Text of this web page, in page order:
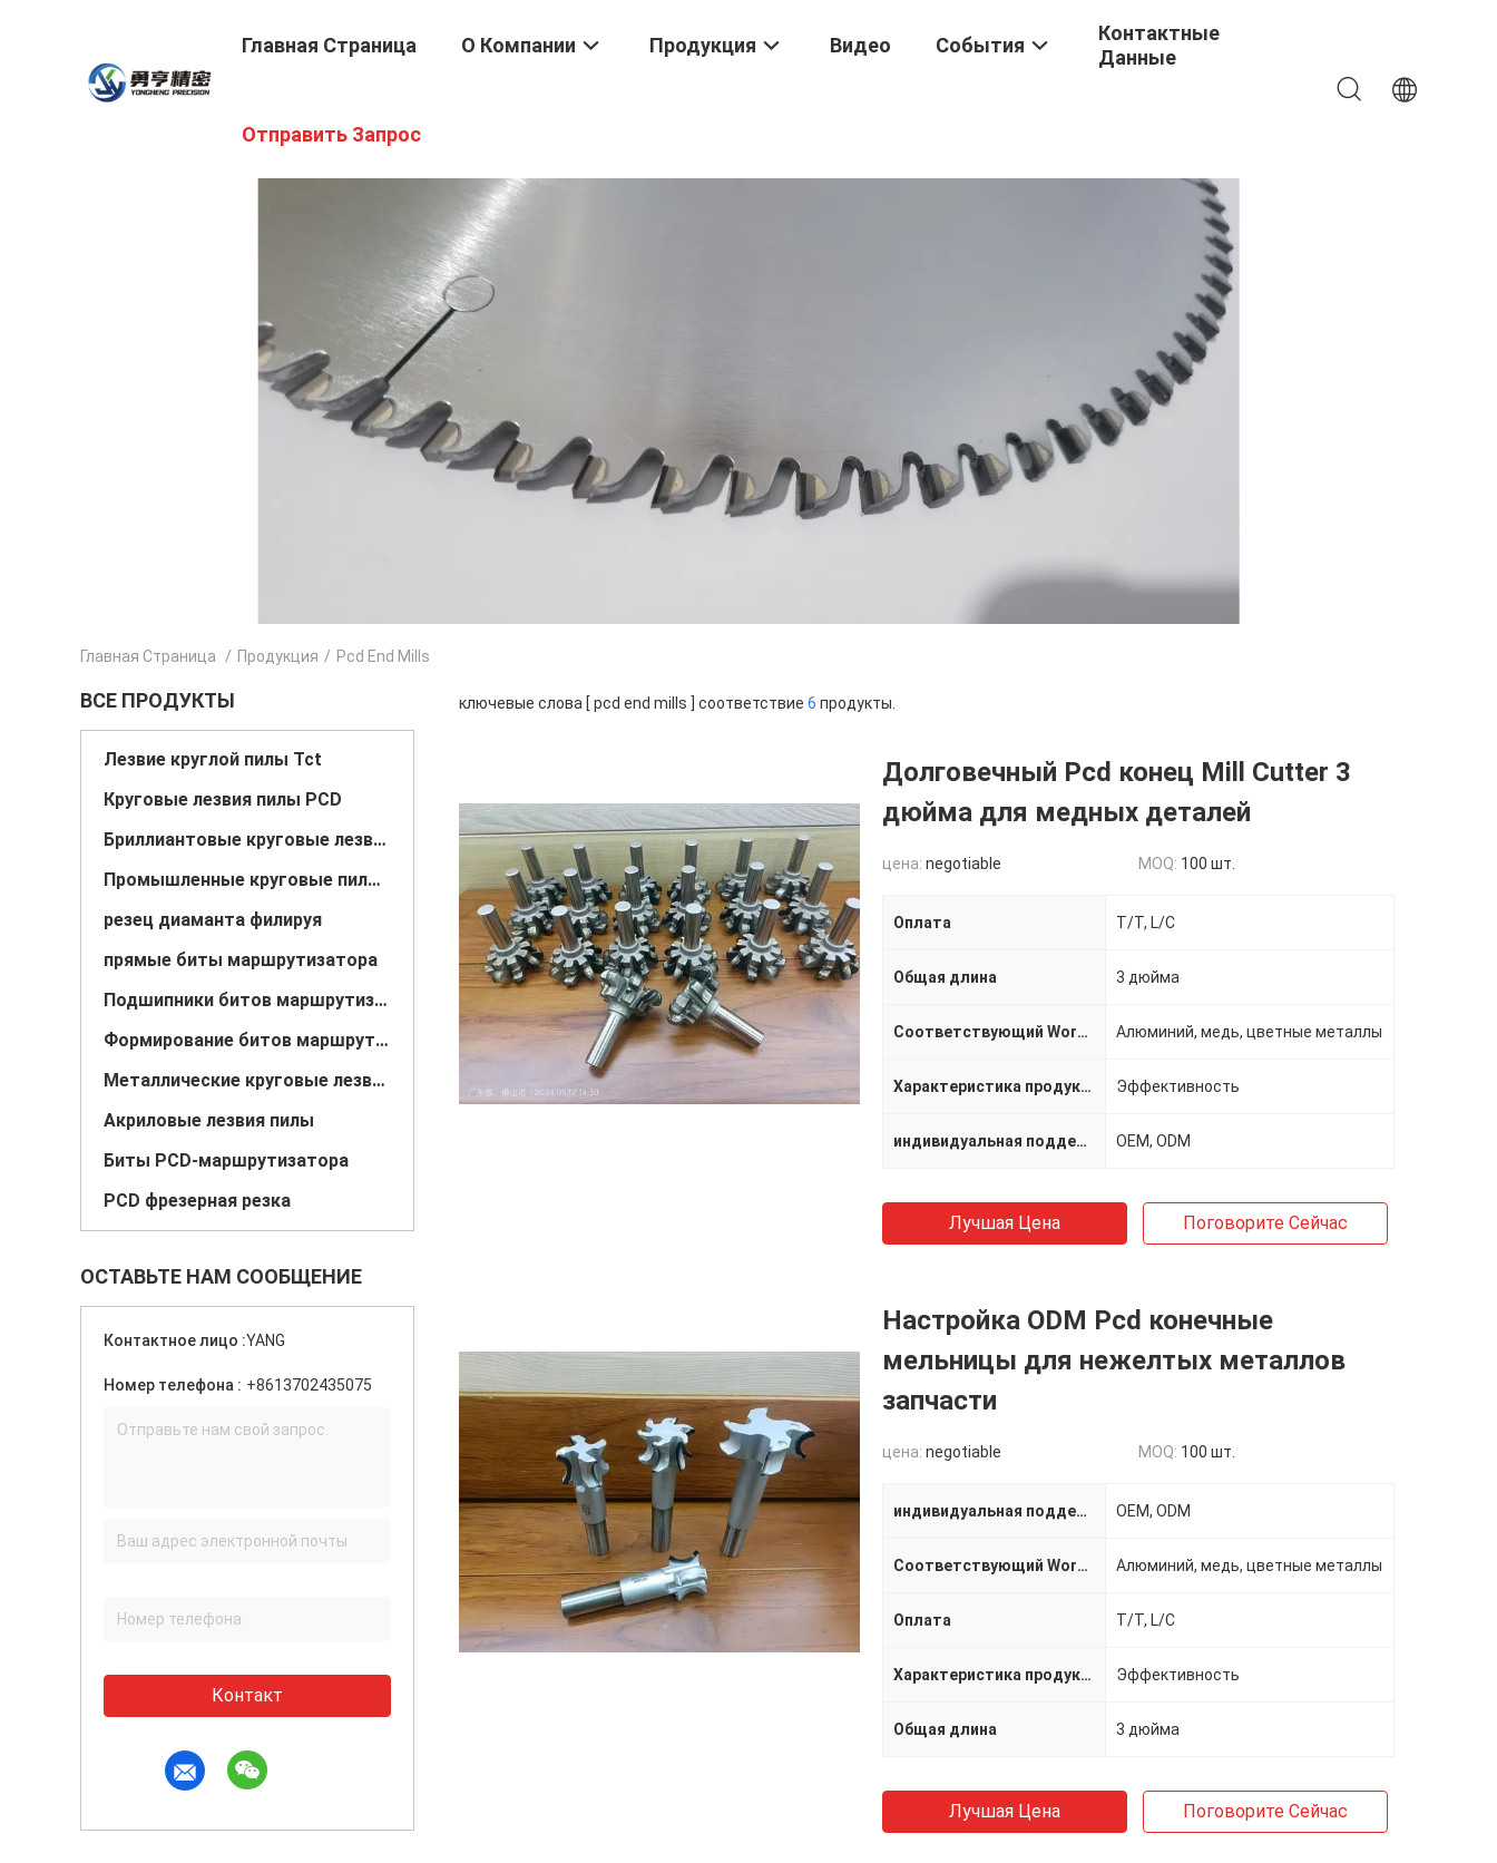
Главная Страница О Компании Продукция Видео События
Контактные
Данные
Отправить Запрос
Главная Страница / Продукция / Pcd End Mills
ВСЕ ПРОДУКТЫ
Лезвие круглой пилы Tct
Круговые лезвия пилы PCD
Бриллиантовые круговые лезвия пилы
Промышленные круговые пиловые лезвия
резец диаманта филируя
прямые биты маршрутизатора
Подшипники битов маршрутизатора
Формирование битов маршрутизатора
Металлические круговые лезвия пилы
Акриловые лезвия пилы
Биты PCD-маршрутизатора
PCD фрезерная резка
ОСТАВЬТЕ НАМ СООБЩЕНИЕ
Контактное лицо :YANG
Номер телефона : +8613702435075
Контакт
ключевые слова [ pcd end mills ] соответствие 6 продукты.
Долговечный Pcd конец Mill Cutter 3
дюйма для медных деталей
цена: negotiable MOQ: 100 шт.
Оплата T/T, L/C
Общая длина 3 дюйма
Соответствующий Workpiece Алюминий, медь, цветные металлы
Характеристика продукта Эффективность
индивидуальная поддержка OEM, ODM
Лучшая Цена Поговорите Сейчас
Настройка ODM Pcd конечные
мельницы для нежелтых металлов
запчасти
цена: negotiable MOQ: 100 шт.
индивидуальная поддержка OEM, ODM
Соответствующий Workpiece Алюминий, медь, цветные металлы
Оплата T/T, L/C
Характеристика продукта Эффективность
Общая длина 3 дюйма
Лучшая Цена Поговорите Сейчас